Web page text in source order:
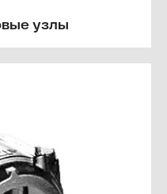
узлы